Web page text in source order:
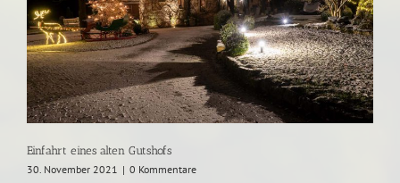
Einfahrt eines alten Gutshofs
30. November 2021 | 0 Kommentare